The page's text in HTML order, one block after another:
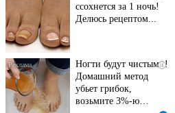
ссохнется за 1 ночь!
Делюсь рецептом...
i
Ногти будут чистыми!
Домашний метод
убьет грибок,
возьмите 3%-ю…